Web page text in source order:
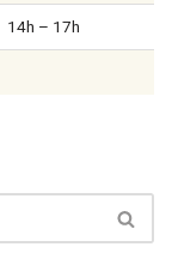
14h – 17h